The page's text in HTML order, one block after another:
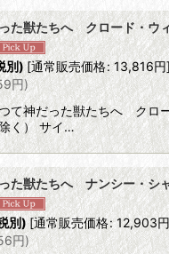
た獣たちへ クロード・ウ
別)[通常販売価格: 13,816円
円)
て神だった獣たちへ クロ
く） サイ…
た獣たちへ ナンシー・シ
別) [通常販売価格: 12,903円
円)